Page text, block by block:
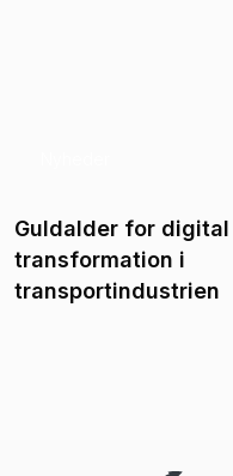
Guldalder for digital
transformation i
transportindustrien